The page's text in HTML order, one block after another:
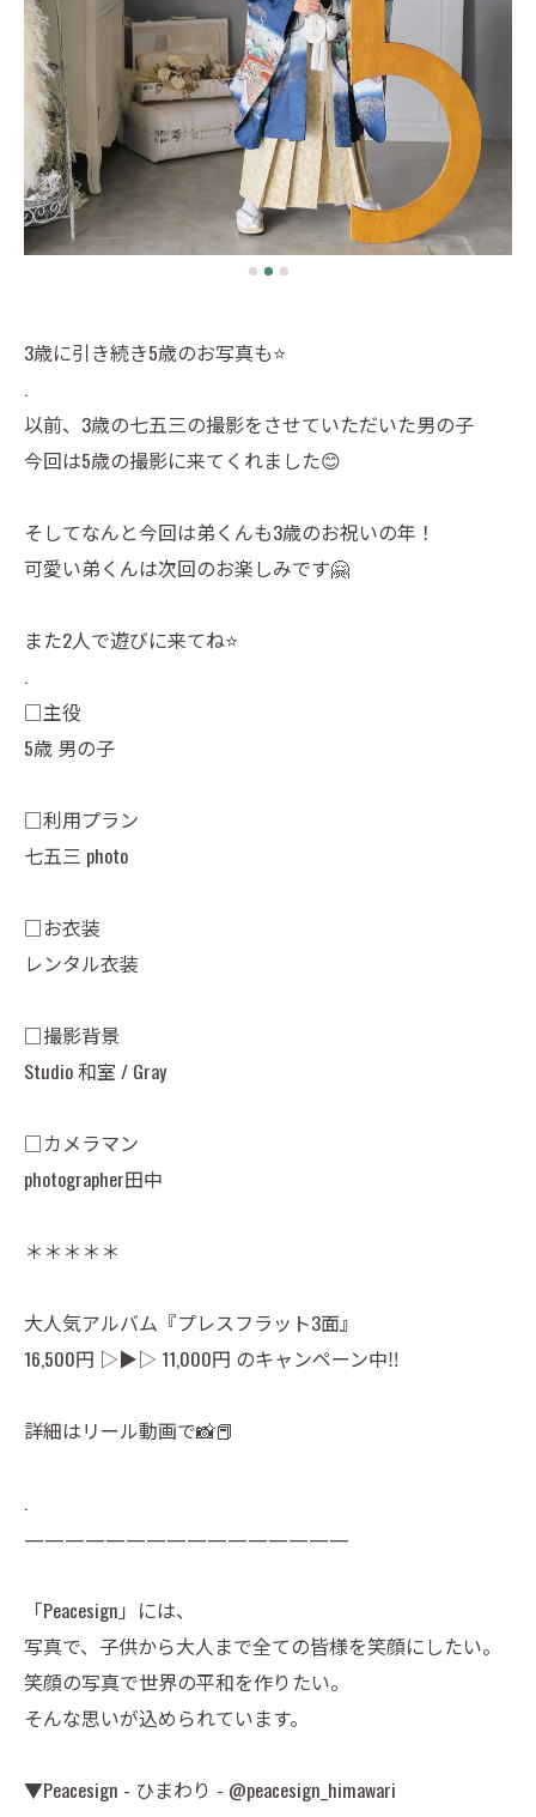
3歳に引き続き5歳のお写真も⭐️
.
以前、3歳の七五三の撮影をさせていただいた男の子
今回は5歳の撮影に来てくれました😊
そしてなんと今回は弟くんも3歳のお祝いの年！
可愛い弟くんは次回のお楽しみです🤗
また2人で遊びに来てね⭐️
.
□主役
5歳 男の子
□利用プラン
七五三 photo
□お衣装
レンタル衣装
□撮影背景
Studio 和室 / Gray
□カメラマン
photographer田中
＊＊＊＊＊
大人気アルバム『プレスフラット3面』
16,500円 ▷▶▷ 11,000円 のキャンペーン中‼️
詳細はリール動画で📸📕
.
————————————————
「Peacesign」には、
写真で、子供から大人まで全ての皆様を笑顔にしたい。
笑顔の写真で世界の平和を作りたい。
そんな思いが込められています。
▼Peacesign - ひまわり - @peacesign_himawari